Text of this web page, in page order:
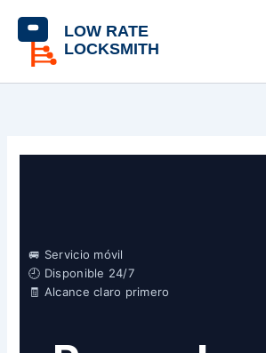
content
🚐 Servicio móvil
🕘 Disponible 24/7
🧾 Alcance claro primero